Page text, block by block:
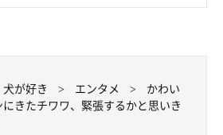
犬が好き エンタメ
かわい
にきたチワワ、緊張するかと思いき